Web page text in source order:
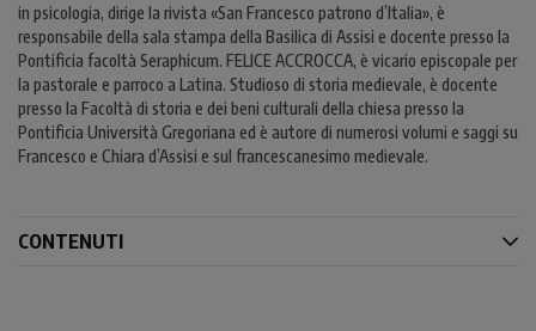
in psicologia, dirige la rivista «San Francesco patrono d’Italia», è
responsabile della sala stampa della Basilica di Assisi e docente presso la
Pontificia facoltà Seraphicum. FELICE ACCROCCA, è vicario episcopale per
la pastorale e parroco a Latina. Studioso di storia medievale, è docente
presso la Facoltà di storia e dei beni culturali della chiesa presso la
Pontificia Università Gregoriana ed è autore di numerosi volumi e saggi su
Francesco e Chiara d’Assisi e sul francescanesimo medievale.
CONTENUTI